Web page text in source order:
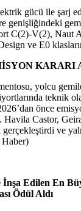
gücü ile şarj
genişliğindeki
C(2)-V(2), Naut
ve E0
KARARI
yolcu
teknik
önce
Castor,
ve
İnşa Edilen En
Ödül Aldı